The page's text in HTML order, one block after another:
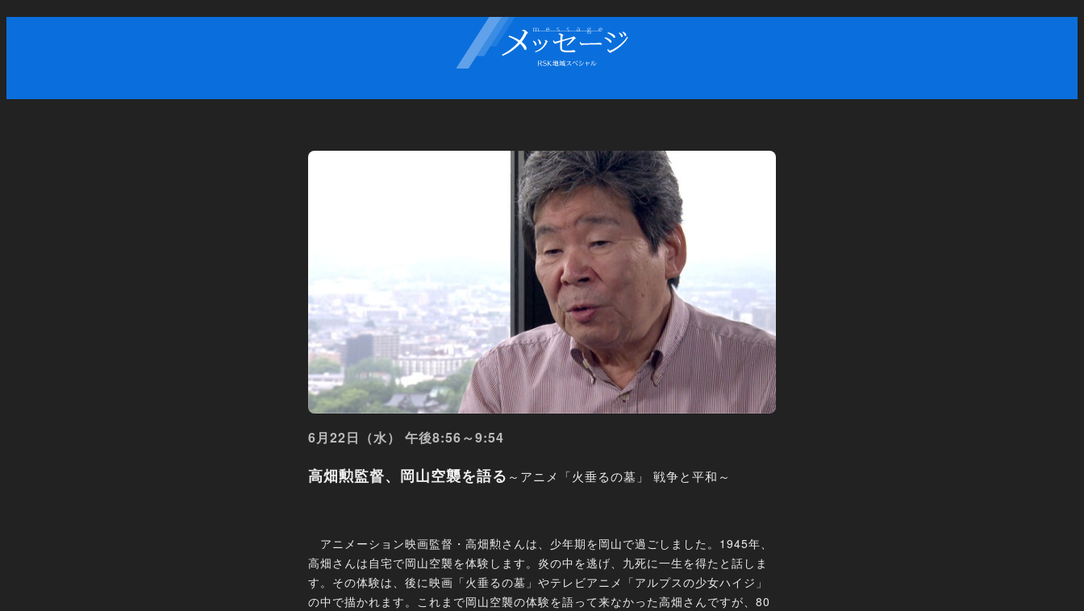
6月22日（水） 午後8:56～9:54
高畑勲監督、岡山空襲を語る ～アニメ「火垂るの墓」 戦争と平和～
アニメーション映画監督・高畑勲さんは、少年期を岡山で過ごしました。1945年、
高畑さんは自宅で岡山空襲を体験します。炎の中を逃げ、九死に一生を得たと話しま
す。その体験は、後に映画「火垂るの墓」やテレビアニメ「アルプスの少女ハイジ」
の中で描かれます。これまで岡山空襲の体験を語って来なかった高畑さんですが、80